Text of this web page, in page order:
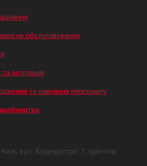
обслуговування
інтеграція
та навчання персоналу
вул. Будіндустрії, 7, орієнтир